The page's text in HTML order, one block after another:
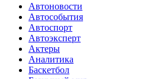
Автоновости
Автособытия
Автоспорт
Автоэксперт
Актеры
Аналитика
Баскетбол